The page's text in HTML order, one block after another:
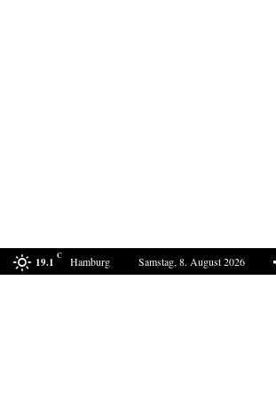
19.1 C Hamburg Samstag, 8. August 2026
Drohne am Leipziger Flughafen-